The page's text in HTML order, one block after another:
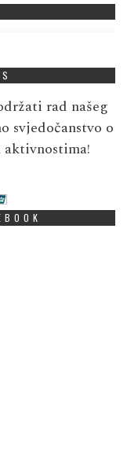
rad našeg
svjedočanstvo o